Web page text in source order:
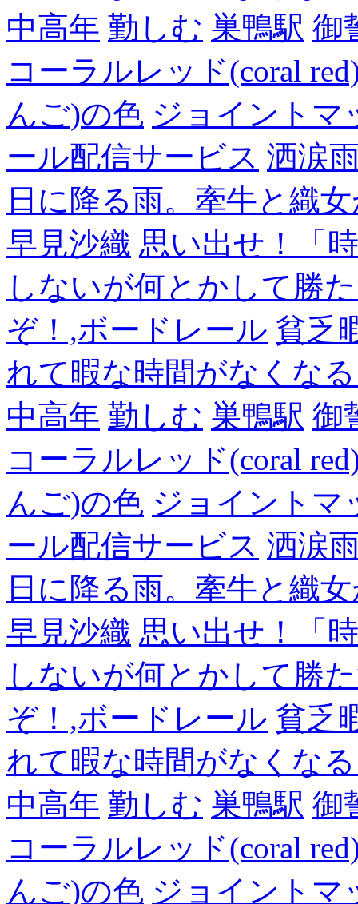
中高年 勤しむ 巣鴨駅 御
コーラルレッド(coral
んご)の色 ジョイントマ
ール配信サービス 洒涙
日に降る雨。牽牛と織
早見沙織 思い出せ！「
しないが何とかして勝
ぞ！,ボードレール 貧乏
れて暇な時間がなくな
中高年 勤しむ 巣鴨駅 御
コーラルレッド(coral
んご)の色 ジョイントマ
ール配信サービス 洒涙
日に降る雨。牽牛と織
早見沙織 思い出せ！「
しないが何とかして勝
ぞ！,ボードレール 貧乏
れて暇な時間がなくな
中高年 勤しむ 巣鴨駅 御
コーラルレッド(coral
んご)の色 ジョイントマ